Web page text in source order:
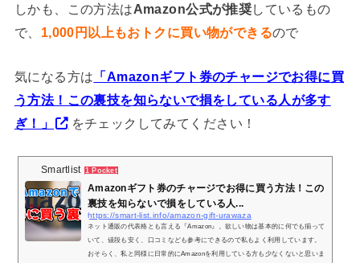
しかも、この方法はAmazon公式が推奨しているもの
で、 1,000円以上もおトクに買い物ができるので
気になる方は 「Amazonギフト券のチャージでお得に買
う方法！この裏技を知らないで損をしている人が多す
ぎ！」
をチェックしてみてください！
Smartlist 1 Pocket
Amazonギフト券のチャージでお得に買う方法！この
裏技を知らないで損をしている人...
https://smart-list.info/amazon-gift-urawaza
ネット通販の代表格とも言える『Amazon』。欲しい物は基本的に何でも揃って
いて、値段も安く、口コミなども参考にできるので私もよく利用しています。
おそらく、私と同様に日常的にAmazonを利用している方も少なくないと思いま